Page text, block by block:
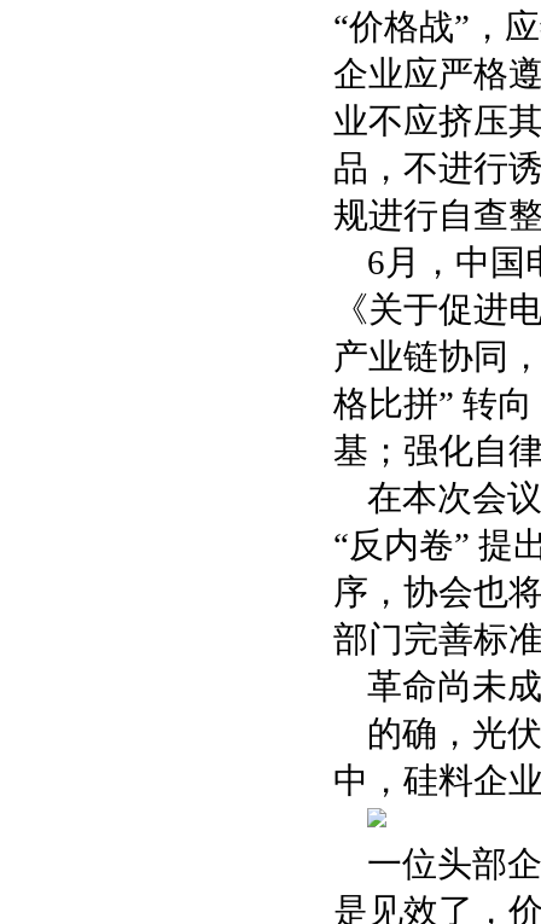
“价格战”，
企业应严格
业不应挤压
品，不进行
规进行自查
6月，中国
《关于促进
产业链协同
格比拼” 转
基；强化自
在本次会
“反内卷” 提
序，协会也
部门完善标
革命尚未
的确，光
中，硅料企
一位头部
是见效了，